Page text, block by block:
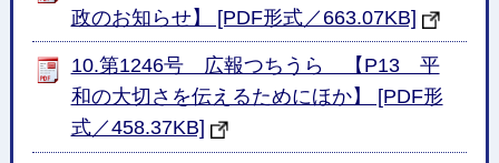
政のお知らせ】 [PDF形式／663.07KB]
10.第1246号 広報つちうら 【P13 平
和の大切さを伝えるためにほか】 [PDF形
式／458.37KB]